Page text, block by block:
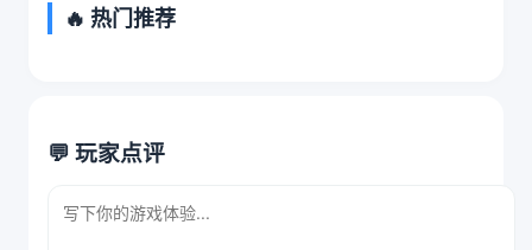
🔥 热门推荐
💬 玩家点评